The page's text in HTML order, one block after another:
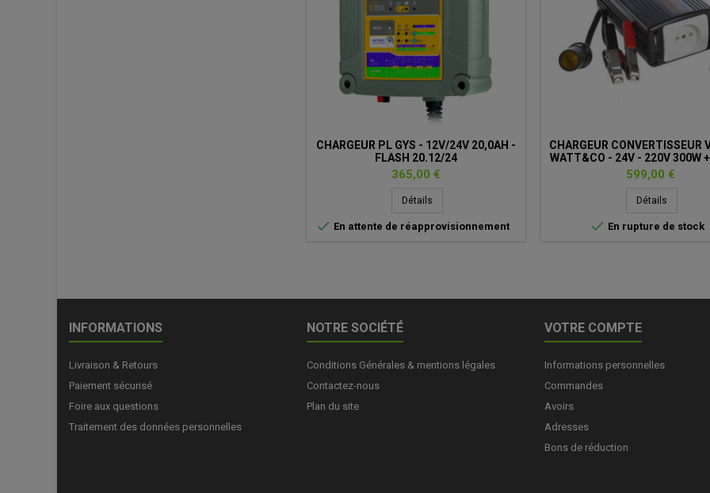
CHARGEUR PL GYS - 12V/24V 20,0AH -
FLASH 20.12/24
Prix
365,00 €
Détails
 En attente de réapprovisionnement
CHARGEUR CONVERTISSEUR
WATT&CO - 24V - 220V 300W
USB
Prix
599,00 €
Détails
 En rupture de stock
INFORMATIONS
Livraison & Retours
Paiement sécurisé
Foire aux questions
Traitement des données personnelles
NOTRE SOCIÉTÉ
Conditions Générales & mentions légales
Contactez-nous
Plan du site
VOTRE COMPTE
Informations personnelles
Commandes
Avoirs
Adresses
Bons de réduction